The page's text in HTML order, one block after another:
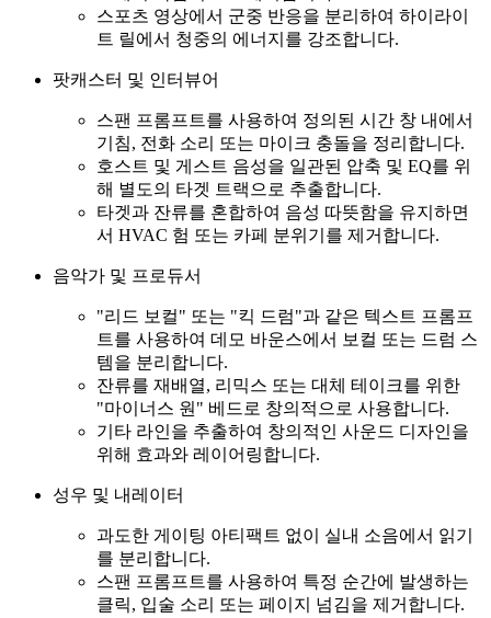
스포츠 영상에서 군중 반응을 분리하여 하이라이
트 릴에서 청중의 에너지를 강조합니다.
팟캐스터 및 인터뷰어
스팬 프롬프트를 사용하여 정의된 시간 창 내에서
기침, 전화 소리 또는 마이크 충돌을 정리합니다.
호스트 및 게스트 음성을 일관된 압축 및 EQ를 위
해 별도의 타겟 트랙으로 추출합니다.
타겟과 잔류를 혼합하여 음성 따뜻함을 유지하면
서 HVAC 험 또는 카페 분위기를 제거합니다.
음악가 및 프로듀서
"리드 보컬" 또는 "킥 드럼"과 같은 텍스트 프롬프
트를 사용하여 데모 바운스에서 보컬 또는 드럼 스
템을 분리합니다.
잔류를 재배열, 리믹스 또는 대체 테이크를 위한
"마이너스 원" 베드로 창의적으로 사용합니다.
기타 라인을 추출하여 창의적인 사운드 디자인을
위해 효과와 레이어링합니다.
성우 및 내레이터
과도한 게이팅 아티팩트 없이 실내 소음에서 읽기
를 분리합니다.
스팬 프롬프트를 사용하여 특정 순간에 발생하는
클릭, 입술 소리 또는 페이지 넘김을 제거합니다.